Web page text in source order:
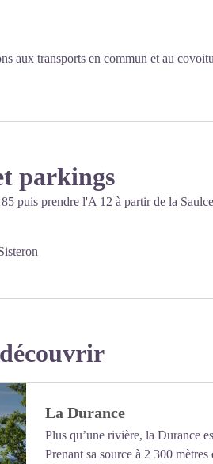
aux transports en commun et au
parkings
puis prendre l'A 12 à partir de la
La Durance
Plus qu’une rivière, la Durance
Prenant sa source à 2 300 mètres